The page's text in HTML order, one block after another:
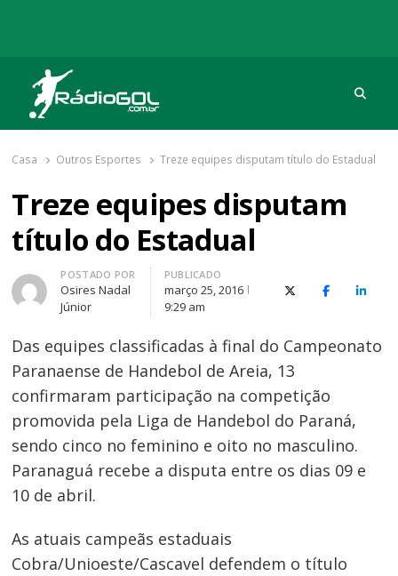
Rádio Gol
Há mais de 20 anos com as melhores coberturas
Casa Outros Esportes Treze equipes disputam título do Estadual
Treze equipes disputam
título do Estadual
Autor
POSTADO POR
Osires Nadal
Júnior
PUBLICADO
março 25, 2016
9:29 am
X (Twitter)Facebook
O
Das equipes classificadas à final do Campeonato
Paranaense de Handebol de Areia, 13
confirmaram participação na competição
promovida pela Liga de Handebol do Paraná,
sendo cinco no feminino e oito no masculino.
Paranaguá recebe a disputa entre os dias 09 e
10 de abril.
As atuais campeãs estaduais
Cobra/Unioeste/Cascavel defendem o título